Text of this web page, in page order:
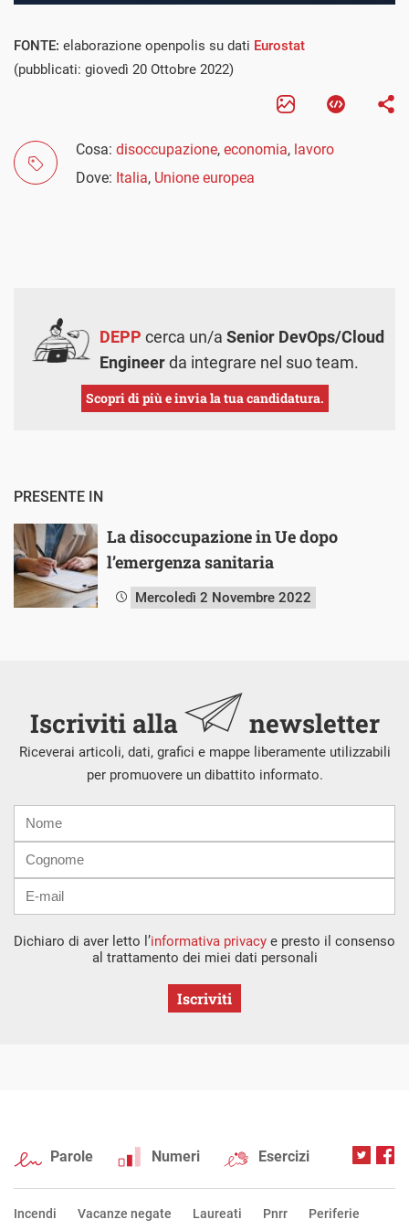
FONTE: elaborazione openpolis su dati Eurostat
(pubblicati: giovedì 20 Ottobre 2022)
Cosa: disoccupazione, economia, lavoro
Dove: Italia, Unione europea
DEPP cerca un/a Senior DevOps/Cloud
Engineerda integrare nel suo team.
Scopri di più e invia la tua candidatura.
PRESENTE IN
La disoccupazione in Ue dopo
l’emergenza sanitaria
Mercoledì 2 Novembre 2022
Iscriviti alla newsletter
Riceverai articoli, dati, grafici e mappe liberamente utilizzabili
per promuovere un dibattito informato.
mail
Dichiaro di aver letto l’informativa privacy e presto il consenso
al trattamento dei miei dati personali
Iscriviti
Parole Numeri Esercizi
Incendi Vacanze negate Laureati Pnrr Periferie